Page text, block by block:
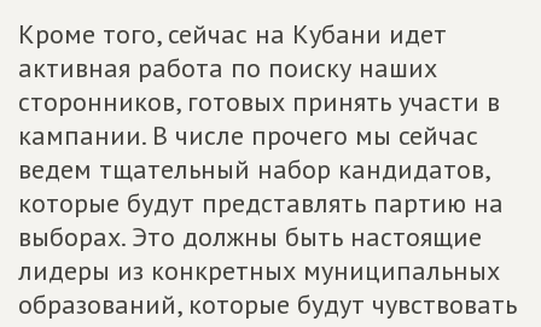
Кроме того, сейчас на Кубани идет
активная работа по поиску наших
сторонников, готовых принять участи в
кампании. В числе прочего мы сейчас
ведем тщательный набор кандидатов,
которые будут представлять партию на
выборах. Это должны быть настоящие
лидеры из конкретных муниципальных
образований, которые будут чувствовать